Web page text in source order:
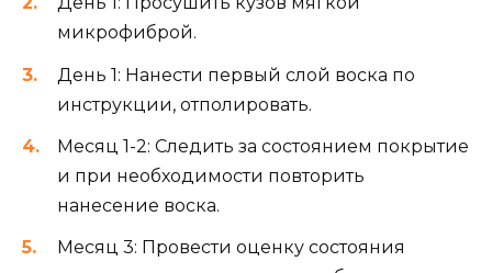
микрофиброй.
День 1: Нанести первый слой воска по
инструкции, отполировать.
Месяц 1-2: Следить за состоянием покрытие
и при необходимости повторить
нанесение воска.
Месяц 3: Провести оценку состояния